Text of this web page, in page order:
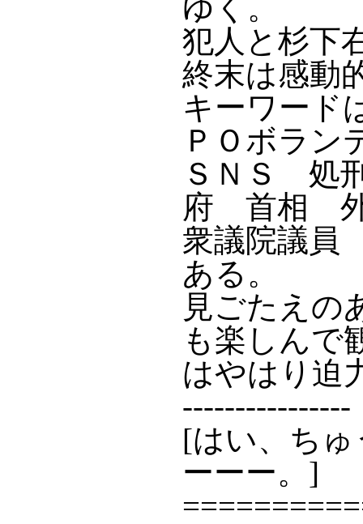
ゆく。
犯人と杉下
終末は感動
キーワー
ＰＯボラ
ＳＮＳ 処
府 首相
衆議院議
ある。
見ごたえの
も楽しんで
はやはり迫
----------------
[はい、ち
ーーー。]